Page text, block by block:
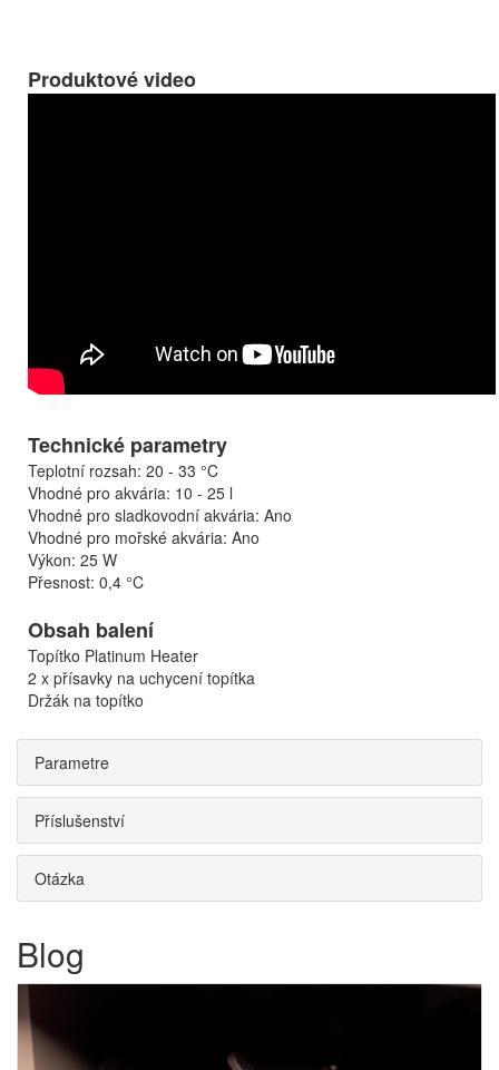
Produktové video
Technické parametry
Teplotní rozsah: 20 - 33 °C
Vhodné pro akvária: 10 - 25 l
Vhodné pro sladkovodní akvária: Ano
Vhodné pro mořské akvária: Ano
Výkon: 25 W
Přesnost: 0,4 °C
Obsah balení
Topítko Platinum Heater
2 x přísavky na uchycení topítka
Držák na topítko
Parametre
Příslušenství
Otázka
Blog